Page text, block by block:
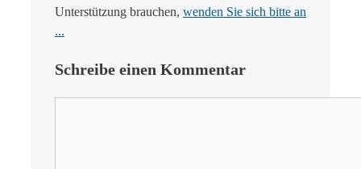
Unterstützung brauchen, wenden Sie sich bitte an
...
Schreibe einen Kommentar